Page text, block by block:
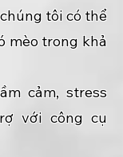
tôi có thể
mèo trong khả
cảm, stress
với công cụ